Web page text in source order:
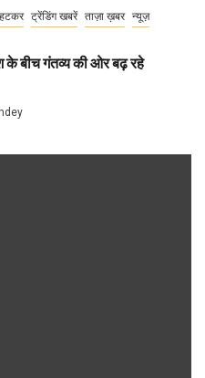
ट्रेंडिंग खबरें ताज़ा ख़बर न्यूज़
के बीच गंतव्य की ओर बढ़ रहे